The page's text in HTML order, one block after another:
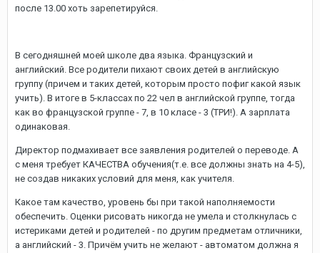
после 13.00 хоть зарепетируйся.
В сегодняшней моей школе два языка. Французский и
английский. Все родители пихают своих детей в английскую
группу (причем и таких детей, которым просто пофиг какой язык
учить). В итоге в 5-классах по 22 чел в английской группе, тогда
как во французской группе - 7, в 10 класе - 3 (ТРИ!). А зарплата
одинаковая.
Директор подмахивает все заявления родителей о переводе. А
с меня требует КАЧЕСТВА обучения(т.е. все должны знать на 4-5),
не создав никаких условий для меня, как учителя.
Какое там качество, уровень бы при такой наполняемости
обеспечить. Оценки рисовать никогда не умела и столкнулась с
истериками детей и родителей - по другим предметам отличники,
а английский - 3. Причём учить не желают - автоматом должна я